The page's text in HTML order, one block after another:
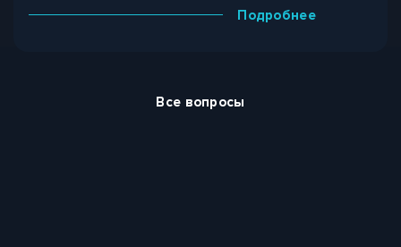
Подробнее
Все вопросы